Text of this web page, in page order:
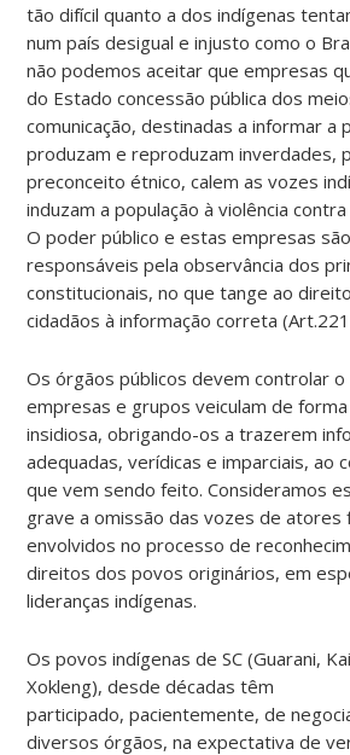
tão difícil quanto a dos indígenas
num país desigual e injusto como o
não podemos aceitar que empresas
do Estado concessão pública dos
comunicação, destinadas a informar a
produzam e reproduzam inverdades,
preconceito étnico, calem as vozes
induzam a população à violência
O poder público e estas empresas são
responsáveis pela observância dos
constitucionais, no que tange ao
cidadãos à informação correta
Os órgãos públicos devem controlar
empresas e grupos veiculam de forma
insidiosa, obrigando-os a trazerem
adequadas, verídicas e imparciais, ao
que vem sendo feito. Consideramos
grave a omissão das vozes de atores
envolvidos no processo de
direitos dos povos originários, em
lideranças indígenas.
Os povos indígenas de SC (Guarani,
Xokleng), desde décadas têm
participado, pacientemente, de
diversos órgãos, na expectativa de